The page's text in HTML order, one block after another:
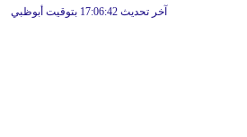
آخر تحديث 17:06:42 بتوقيت أبوظبي